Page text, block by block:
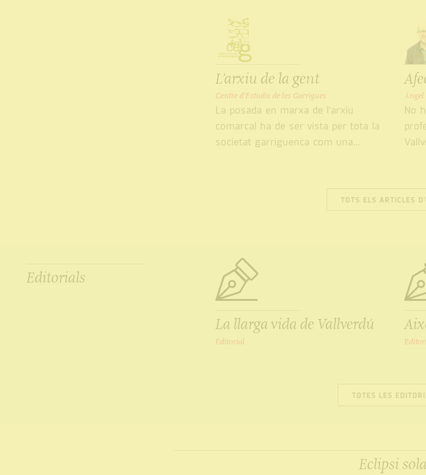
L’arxiu de la gent
Centre d'Estudis de les Garrigues
La posada en marxa de l'arxiu
comarcal ha de ser vista per tota la
societat garriguenca com una...
Àngel
No
TOTS ELS ARTICLES
Editorials
La llarga vida de Vallverdú
Editorial
TOTES LES
Eclipsi